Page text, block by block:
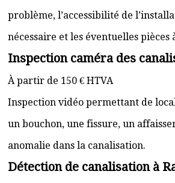
problème, l’accessibilité de
nécessaire et les éventuelles pièces
Inspection caméra des
À partir de 150 € HTVA
Inspection vidéo permettant de
un bouchon, une fissure, un
anomalie dans la canalisation.
Détection de canalisation à